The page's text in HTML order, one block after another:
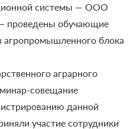
системы — ООО
проведены обучающие
агропромышленного блока
аграрного
совещание
данной
участие сотрудники